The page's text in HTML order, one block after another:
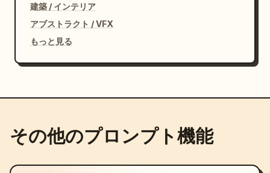
建築 / インテリア
アブストラクト / VFX
もっと見る
その他のプロンプト機能